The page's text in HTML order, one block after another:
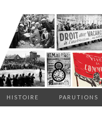
HISTOIRE PARUTIONS